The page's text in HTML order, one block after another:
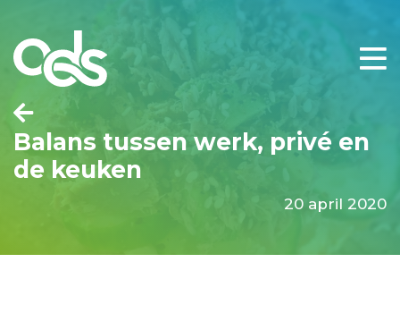
Balans tussen werk, privé en
de keuken
20 april 2020